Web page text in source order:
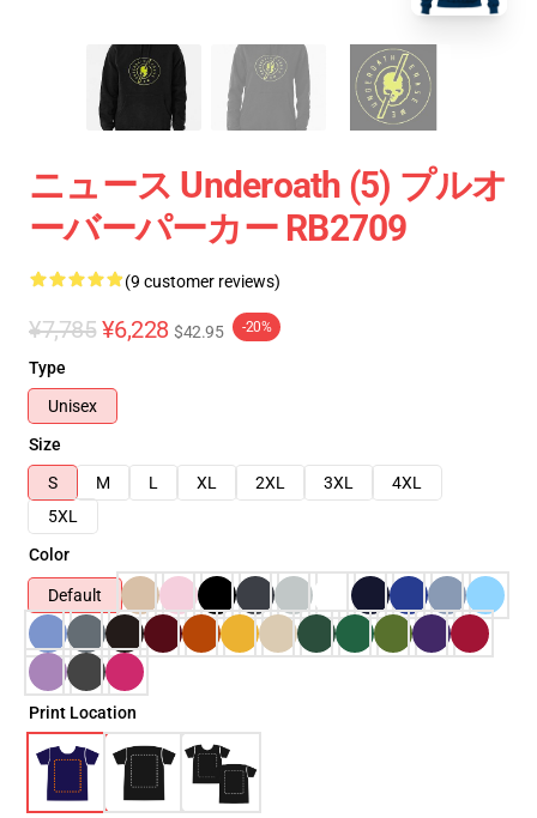
ニュース Underoath (5) プルオ
ーバーパーカー RB2709
(9 customer reviews)
¥7,785 ¥6,228 $42.95 -20%
Type
Unisex
Size
S
M L XL 2XL 3XL
4XL
5XL
Color
Default
Print Location